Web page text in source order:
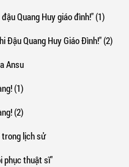
Quang Huy giáo đình!" (1)
Đậu Quang Huy Giáo Đình!" (2)
Ansu
(1)
(2)
trong lịch sử
phục thuật sĩ"